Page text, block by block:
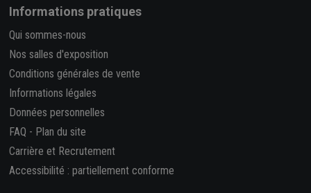
Informations pratiques
Qui sommes-nous
Nos salles d'exposition
Conditions générales de vente
Informations légales
Données personnelles
FAQ - Plan du site
Carrière et Recrutement
Accessibilité : partiellement conforme